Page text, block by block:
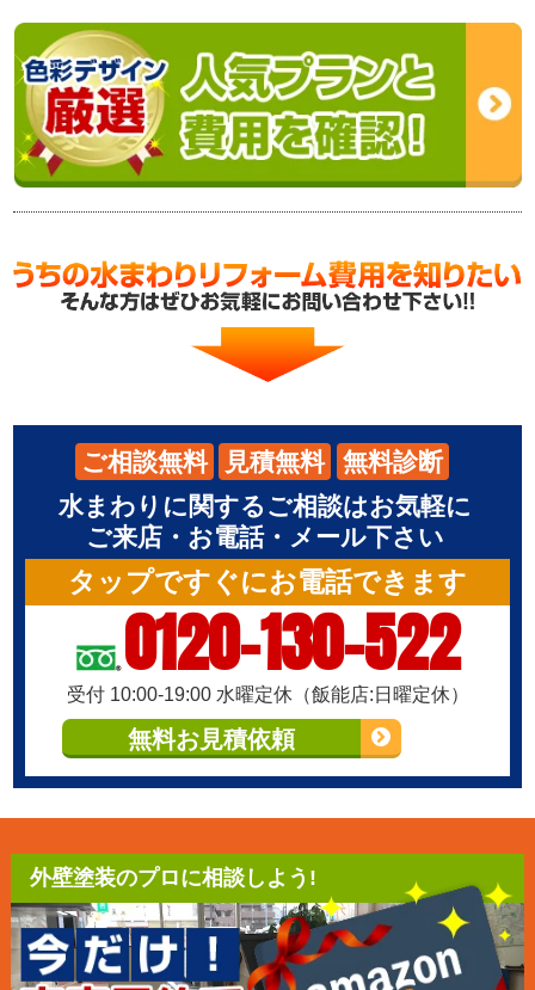
ご相談無料 見積無料
無料診断
水まわりに関するご相談はお気軽に
ご来店・お電話・メール下さい
タップですぐにお電話できます
0120-130-522
受付 10:00-19:00 水曜定休（飯能店:日曜定休）
無料お見積依頼
外壁塗装のプロに相談しよう!